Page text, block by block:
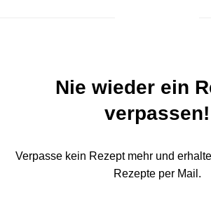
Nie wieder ein
verpassen!
Verpasse kein Rezept mehr und
Rezepte per Mail.